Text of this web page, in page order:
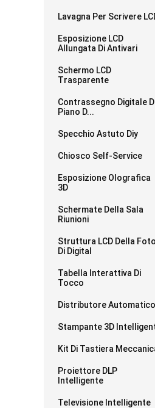
Lavagna Per Scrivere
Esposizione LCD
Allungata Di Antivari
Schermo LCD
Trasparente
Contrassegno Digitale
Piano D...
Specchio Astuto Diy
Chiosco Self-Service
Esposizione Olografica
3D
Schermate Della Sala
Riunioni
Struttura LCD Della Foto
Di Digital
Tabella Interattiva Di
Tocco
Distributore Automatico
Stampante 3D
Kit Di Tastiera
Proiettore DLP
Intelligente
Televisione Intelligente